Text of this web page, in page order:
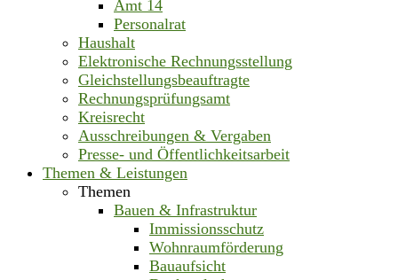
Amt 14
Personalrat
Haushalt
Elektronische Rechnungsstellung
Gleichstellungsbeauftragte
Rechnungsprüfungsamt
Kreisrecht
Ausschreibungen & Vergaben
Presse- und Öffentlichkeitsarbeit
Themen & Leistungen
Themen
Bauen & Infrastruktur
Immissionsschutz
Wohnraumförderung
Bauaufsicht